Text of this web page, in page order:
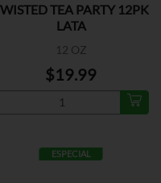
TEA PARTY 12PK
LATA
12 OZ
$19.99
ESPECIAL